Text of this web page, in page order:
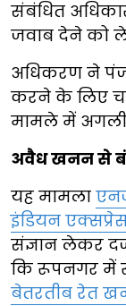
संबंधित
जवाब देने को
अधिकरण ने
करने के लिए
मामले में अगली
अवैध खनन से
यह मामला
इंडियन
संज्ञान लेकर
कि रूपनगर में
बेतरतीब रेत